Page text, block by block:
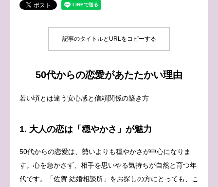
記事のタイトルとURLをコピーする
50代からの恋愛があたたかい理由
若い頃とは違う安心感と信頼関係の築き方
1. 大人の恋は「穏やかさ」が魅力
50代からの恋愛は、勢いよりも穏やかさが中心になりま
す。心を急かさず、相手を思いやる気持ちが自然と育つ年
代です。「佐賀 結婚相談所」をお探しの方にとっても、こ